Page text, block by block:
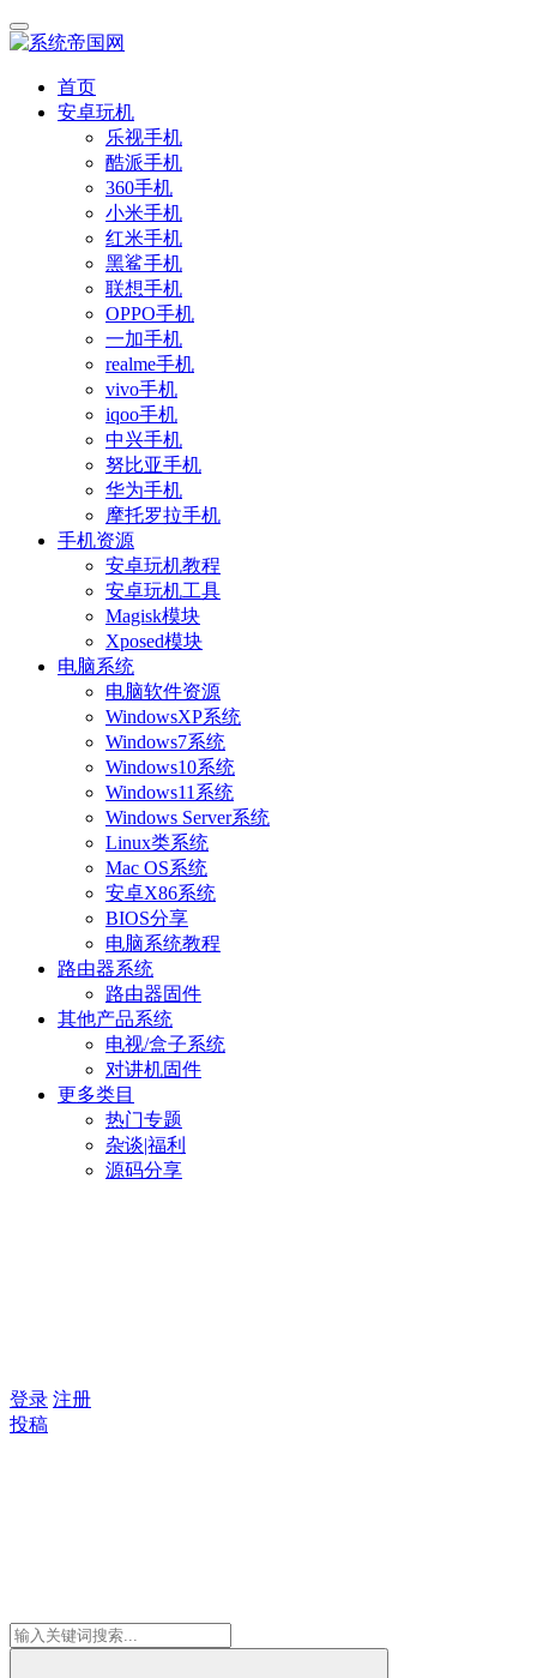
首页
安卓玩机
乐视手机
酷派手机
360手机
小米手机
红米手机
黑鲨手机
联想手机
OPPO手机
一加手机
realme手机
vivo手机
iqoo手机
中兴手机
努比亚手机
华为手机
摩托罗拉手机
手机资源
安卓玩机教程
安卓玩机工具
Magisk模块
Xposed模块
电脑系统
电脑软件资源
WindowsXP系统
Windows7系统
Windows10系统
Windows11系统
Windows Server系统
Linux类系统
Mac OS系统
安卓X86系统
BIOS分享
电脑系统教程
路由器系统
路由器固件
其他产品系统
电视/盒子系统
对讲机固件
更多类目
热门专题
杂谈|福利
源码分享
登录 注册
投稿